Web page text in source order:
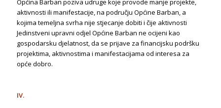
aktivnosti ili manifestacije, na području Općine Barban, a
kojima temeljna svrha nije stjecanje dobiti i čije aktivnosti
Jedinstveni upravni odjel Općine Barban ne ocijeni kao
gospodarsku djelatnost, da se prijave za financijsku podršku
projektima, aktivnostima i manifestacijama od interesa za
opće dobro.
IV.